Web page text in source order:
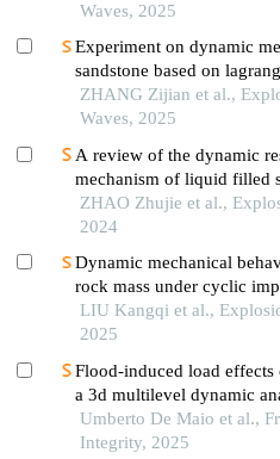
Waves, 2025
Experiment on dynamic
sandstone based on
method
ZHANG Zijian et al.,
Waves, 2025
A review of the dynamic
mechanism of liquid filled
loads
ZHAO Zhujie et al.,
2024
Dynamic mechanical
rock mass under cyclic
LIU Kangqi et al.,
2025
Flood-induced load effects
a 3d multilevel dynamic
Umberto De Maio et al.,
Integrity, 2025